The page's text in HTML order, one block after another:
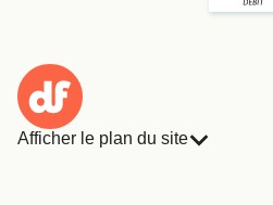
Afficher le plan du site